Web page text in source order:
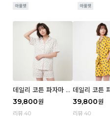
데일리 코튼 파자마 반
팔 세트 (우먼) - 02
Blue cherry
39,800원
리뷰 40
데일리 코튼
팔 세트 (우먼
z
39,800원
리뷰 40